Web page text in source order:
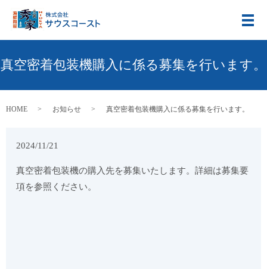
メ
真空密着包装機購入に係る募集を行います。
HOME お知らせ 真空密着包装機購入に係る募集を行います。
2024/11/21
真空密着包装機の購入先を募集いたします。詳細は募集要
項を参照ください。